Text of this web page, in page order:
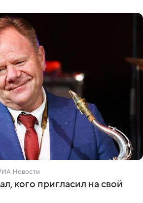
Новости
кого пригласил на свой